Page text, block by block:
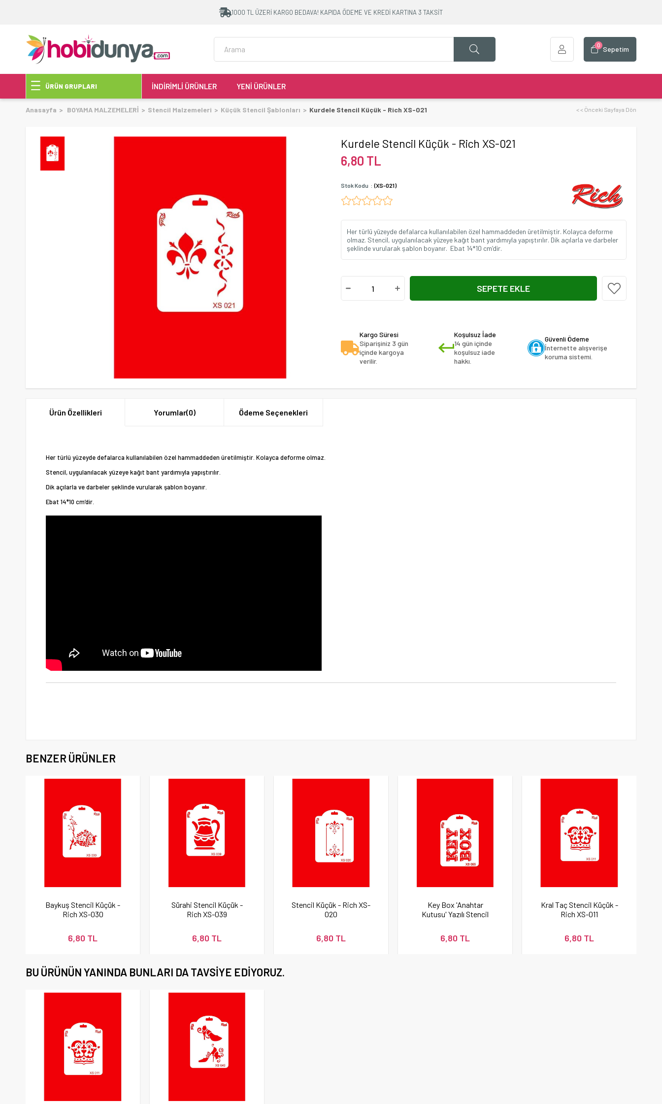
1000 TL ÜZERİ KARGO BEDAVA! KAPIDA ÖDEME VE KREDİ KARTINA 3 TAKSİT
Sepetim
0
ÜRÜN GRUPLARI İNDİRİMLİ ÜRÜNLER YENİ ÜRÜNLER
Anasayfa BOYAMA MALZEMELERİ Stencil Malzemeleri Küçük Stencil Şablonları Kurdele Stencil Küçük - Rich XS-021 < < Önceki Sayfaya Dön
Kurdele Stencil Küçük - Rich XS-021
6,80 TL
Stok Kodu (XS-021)
Her türlü yüzeyde defalarca kullanılabilen özel hammaddeden üretilmiştir. Kolayca deforme
olmaz. Stencil, uygulanılacak yüzeye kağıt bant yardımıyla yapıştırılır. Dik açılarla ve darbeler
şeklinde vurularak şablon boyanır. Ebat 14*10 cm’dir.
Kargo Süresi
Siparişiniz 3 gün
içinde kargoya
verilir.
Koşulsuz İade
14 gün içinde
koşulsuz iade
hakkı.
Güvenli Ödeme
İnternette alışverişe
koruma sistemi.
Ürün Özellikleri Yorumlar(0) Ödeme Seçenekleri
Her türlü yüzeyde defalarca kullanılabilen özel hammaddeden üretilmiştir. Kolayca deforme olmaz.
Stencil, uygulanılacak yüzeye kağıt bant yardımıyla yapıştırılır.
Dik açılarla ve darbeler şeklinde vurularak şablon boyanır.
Ebat 14*10 cm’dir.
BENZER ÜRÜNLER
Baykuş Stencil Küçük -
Rich XS-030
6,80 TL
Sürahi Stencil Küçük -
Rich XS-039
6,80 TL
Stencil Küçük - Rich XS-
020
6,80 TL
Key Box 'Anahtar
Kutusu' Yazılı Stencil
6,80 TL
Kral Taç Stencil Küçük -
Rich XS-011
6,80 TL
BU ÜRÜNÜN YANINDA BUNLARI DA TAVSIYE EDIYORUZ.